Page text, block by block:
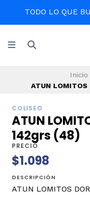
TODO LO QUE
Inicio
ATUN LOMITOS
COLISEO
ATUN
142grs (48)
PRECIO
$1.098
DESCRIPCIÓN
ATUN LOMITOS